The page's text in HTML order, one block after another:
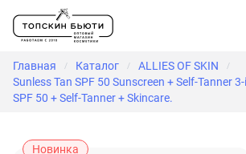
Главная / Каталог / ALLIES OF SKIN /
Sunless Tan SPF 50 Sunscreen + Self-Tanner
SPF 50 + Self-Tanner + Skincare.
Новинка